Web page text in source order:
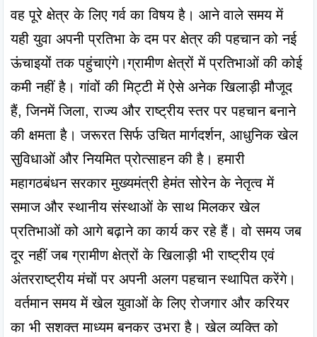
वह पूरे क्षेत्र के लिए गर्व का विषय है। आने वाले समय में
यही युवा अपनी प्रतिभा के दम पर क्षेत्र की पहचान को नई
ऊंचाइयों तक पहुंचाएंगे।ग्रामीण क्षेत्रों में प्रतिभाओं की कोई
कमी नहीं है। गांवों की मिट्टी में ऐसे अनेक खिलाड़ी मौजूद
हैं, जिनमें जिला, राज्य और राष्ट्रीय स्तर पर पहचान बनाने
की क्षमता है। जरूरत सिर्फ उचित मार्गदर्शन, आधुनिक खेल
सुविधाओं और नियमित प्रोत्साहन की है। हमारी
महागठबंधन सरकार मुख्यमंत्री हेमंत सोरेन के नेतृत्व में
समाज और स्थानीय संस्थाओं के साथ मिलकर खेल
प्रतिभाओं को आगे बढ़ाने का कार्य कर रहे हैं। वो समय जब
दूर नहीं जब ग्रामीण क्षेत्रों के खिलाड़ी भी राष्ट्रीय एवं
अंतरराष्ट्रीय मंचों पर अपनी अलग पहचान स्थापित करेंगे।
वर्तमान समय में खेल युवाओं के लिए रोजगार और करियर
का भी सशक्त माध्यम बनकर उभरा है। खेल व्यक्ति को